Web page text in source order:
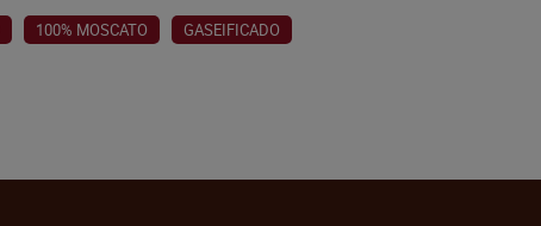
100% MOSCATO
GASEIFICADO